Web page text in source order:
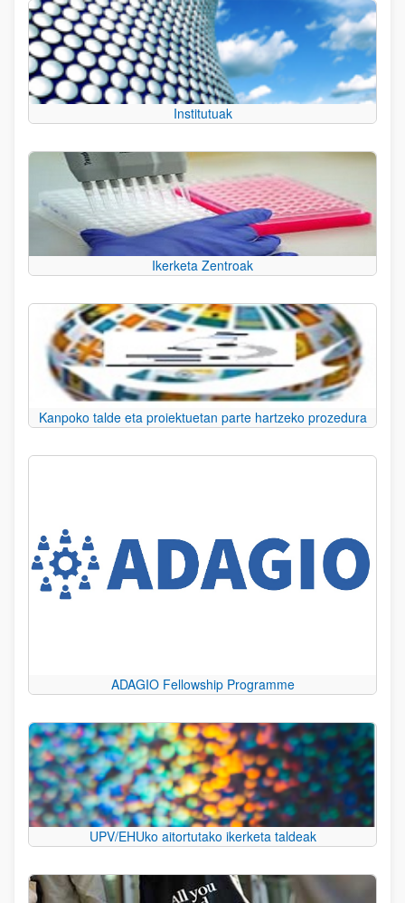
Institutuak
Ikerketa Zentroak
Kanpoko talde eta proiektuetan parte hartzeko prozedura
ADAGIO Fellowship Programme
UPV/EHUko aitortutako ikerketa taldeak